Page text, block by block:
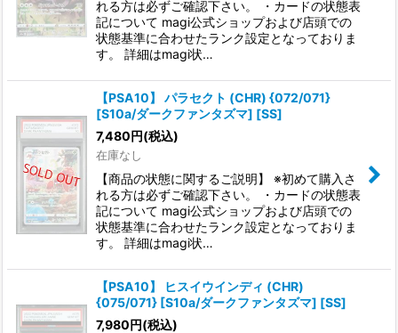
れる方は必ずご確認下さい。 ・カードの状態表
記について magi公式ショップおよび店頭での
状態基準に合わせたランク設定となっておりま
す。 詳細はmagi状…
【PSA10】 パラセクト (CHR) {072/071}
[S10a/ダークファンタズマ] [SS]
7,480円(税込)
在庫なし
【商品の状態に関するご説明】 ※初めて購入さ
れる方は必ずご確認下さい。 ・カードの状態表
記について magi公式ショップおよび店頭での
状態基準に合わせたランク設定となっておりま
す。 詳細はmagi状…
【PSA10】 ヒスイウインディ (CHR)
{075/071} [S10a/ダークファンタズマ] [SS]
7,980円(税込)